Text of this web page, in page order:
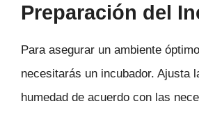
Preparación del
Para asegurar un ambiente
necesitarás un incubador. Ajusta
humedad de acuerdo con las